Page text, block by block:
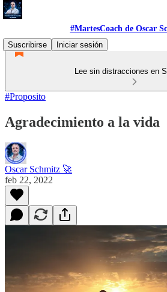
#MartesCoach de Oscar
Suscribirse
Iniciar sesión
Lee sin distracciones en
#Proposito
Agradecimiento a la vida
Oscar Schmitz 🚀
feb 22, 2022